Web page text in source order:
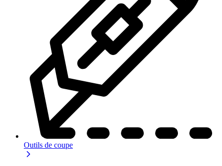
Outils de coupe